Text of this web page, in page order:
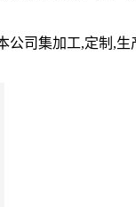
司集加工,定制,